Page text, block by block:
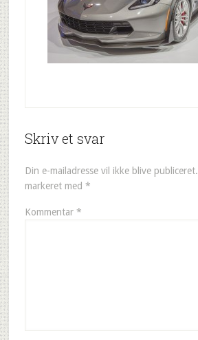
Skriv et svar
Din e-mailadresse vil ikke blive publiceret.
markeret med *
Kommentar *